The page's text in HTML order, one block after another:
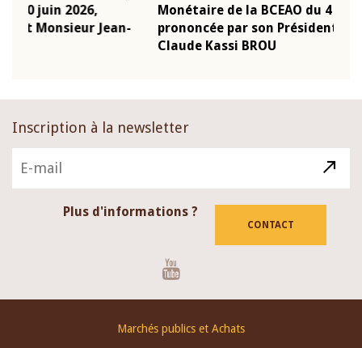
Monétaire de la BCEAO du 4 mars 2026,
prononcée par son Président Monsieur Jean-
Inscription à la newsletter
Plus d'informations ?
CONTACT
Marchés publics et Achats